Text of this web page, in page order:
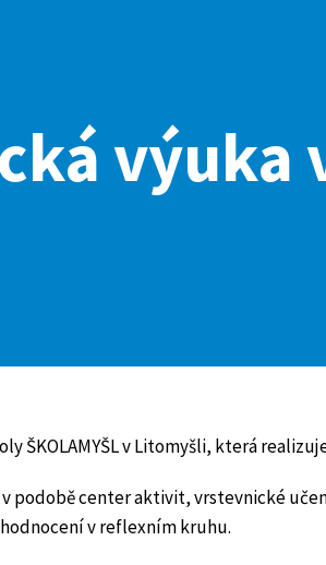
výuka
ŠKOLAMYŠL v Litomyšli, která
podobě center aktivit, vrstevnické
v reflexním kruhu.